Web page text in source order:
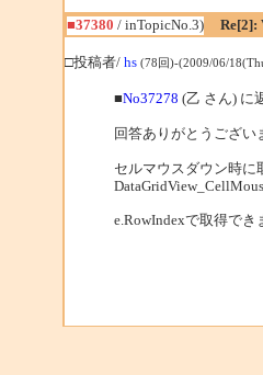
■37380 / inTopicNo.3)
□投稿者/ hs (78回)-(2009/06/
■No37278 (乙 さん) に
回答ありがとうござい
セルマウスダウン時に
e.RowIndexで取得でき